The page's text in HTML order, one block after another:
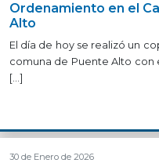
Ordenamiento en el
Alto
El día de hoy se realizó un
comuna de Puente Alto
[…]
30 de Enero de 2026